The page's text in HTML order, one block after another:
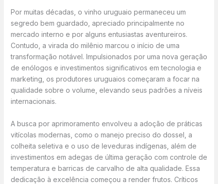
Por muitas décadas, o vinho uruguaio permaneceu um
segredo bem guardado, apreciado principalmente no
mercado interno e por alguns entusiastas aventureiros.
Contudo, a virada do milênio marcou o início de uma
transformação notável. Impulsionados por uma nova geração
de enólogos e investimentos significativos em tecnologia e
marketing, os produtores uruguaios começaram a focar na
qualidade sobre o volume, elevando seus padrões a níveis
internacionais.
A busca por aprimoramento envolveu a adoção de práticas
vitícolas modernas, como o manejo preciso do dossel, a
colheita seletiva e o uso de leveduras indígenas, além de
investimentos em adegas de última geração com controle de
temperatura e barricas de carvalho de alta qualidade. Essa
dedicação à excelência começou a render frutos. Críticos